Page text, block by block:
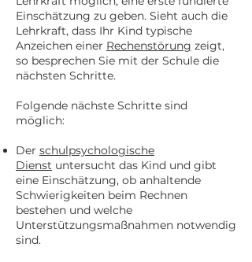
Einschätzung zu geben. Sieht auch die
Lehrkraft, dass Ihr Kind typische
Anzeichen einer Rechenstörung zeigt,
so besprechen Sie mit der Schule die
nächsten Schritte.
Folgende nächste Schritte sind
möglich:
Der schulpsychologische
Dienst untersucht das Kind und gibt
eine Einschätzung, ob anhaltende
Schwierigkeiten beim Rechnen
bestehen und welche
Unterstützungsmaßnahmen notwendig
sind.